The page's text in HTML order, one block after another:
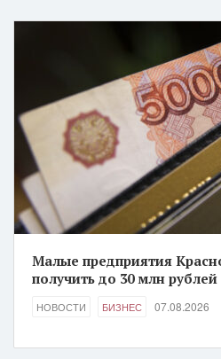
Малые предприятия
получить до 30 млн рублей
НОВОСТИ БИЗНЕС 07.08.2026